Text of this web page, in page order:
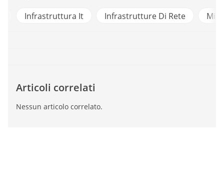
Infrastruttura It Infrastrutture Di Rete
Articoli correlati
Nessun articolo correlato.